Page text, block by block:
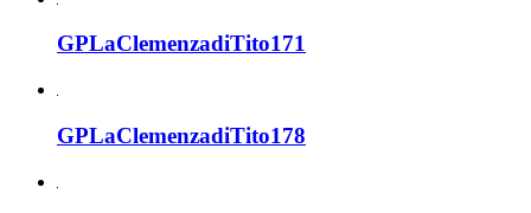
GPLaClemenzadiTito171
GPLaClemenzadiTito178